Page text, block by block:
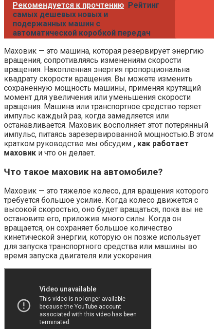
Рекомендуется к прочтению Рейтинг
самых дешевых новых и
подержанных машин с
автоматической коробкой передач
Маховик — это машина, которая резервирует энергию
вращения, сопротивляясь изменениям скорости
вращения. Накопленная энергия пропорциональна
квадрату скорости вращения. Вы можете изменить
сохраненную мощность машины, применяя крутящий
момент для увеличения или уменьшения скорости
вращения. Машина или транспортное средство теряет
импульс каждый раз, когда замедляется или
останавливается. Маховик восполняет этот потерянный
импульс, питаясь зарезервированной мощностью.В этом
кратком руководстве мы обсудим , как работает
маховик и что он делает.
Что такое маховик на автомобиле?
Маховик — это тяжелое колесо, для вращения которого
требуется большое усилие. Когда колесо движется с
высокой скоростью, оно будет вращаться, пока вы не
остановите его, приложив много силы. Когда он
вращается, он сохраняет большое количество
кинетической энергии, которую он позже использует
для запуска транспортного средства или машины во
время запуска двигателя или ускорения.